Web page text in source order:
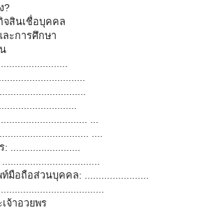
?
จสินเชื่อบุคคล
ละการศึกษา
...
....
.........................
มือถือส่วนบุคคล: .......................
จ้าอวยพร